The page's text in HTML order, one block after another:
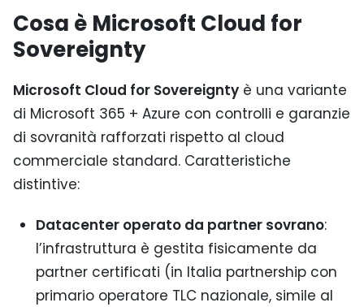
Cosa è Microsoft Cloud for
Sovereignty
Microsoft Cloud for Sovereignty è una variante
di Microsoft 365 + Azure con controlli e garanzie
di sovranità rafforzati rispetto al cloud
commerciale standard. Caratteristiche
distintive:
Datacenter operato da partner sovrano:
l’infrastruttura è gestita fisicamente da
partner certificati (in Italia partnership con
primario operatore TLC nazionale, simile al